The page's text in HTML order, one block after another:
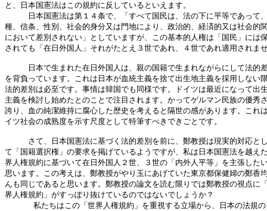
と、日本国憲法はこの規約に反しているといえます。
日本国憲法は第１４条で、「すべて国民は、法の下に平等であって
種、信条、性別、社会的身分又は門地により、政治的、経済的又は社会的
において差別されない」としていますが、この基本的人権は「国民」には
されても「在日外国人」それがたとえ３世であれ、４世であれ適用されま
日本で生まれた在日外国人は、親の国籍で生まれながらにして法的
を背負っています。これは日本が血統主義を捨て出生地主義を採用しない
法的差別は必至です。事情は韓国でも同様です。ドイツは最近になって出
主義を検討し始めたとのことで注目されます。かってゲルマン民族の優秀
誇り、血の純潔維持に腐心した歴史を考えると隔世の感があります。これ
イツ社会の成熟度を示す尺度として特筆すべきできごとです。
さて、日本国憲法に基づく法的差別を前に、鄭教授は現実的対応と
て「国籍選択権」の要求を掲げているようですが、私は日本国憲法を越え
界人権規約に基づいて在日外国人２世、３世の「内外人平等」を主張した
思います。この考えは、鄭教授がやり玉にあげていた東京都保健婦の鄭香
んも同じであると思います。鄭教授の論文を読む限りでは鄭教授の視点に
界人権規約」がすっぽり抜けているのではないでしょうか？
私たちはこの「世界人権規約」を重視する立場から、日本の法規